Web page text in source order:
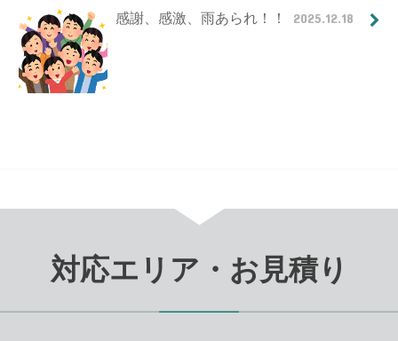
感謝、感激、雨あられ！！ 2025.12.18
対応エリア・お見積り